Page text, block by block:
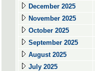
December 2025
November 2025
October 2025
September 2025
August 2025
July 2025